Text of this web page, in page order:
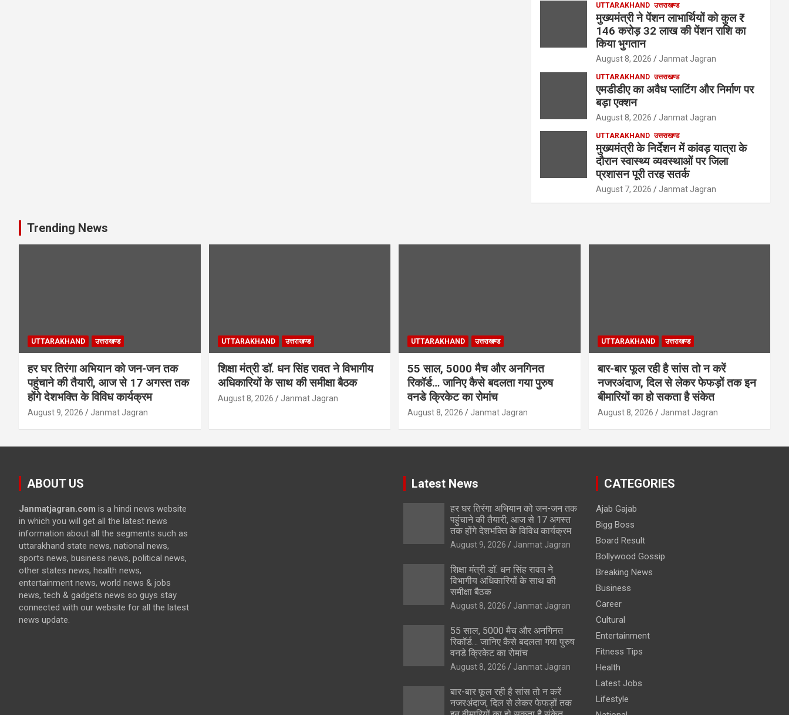
UTTARAKHAND उत्तराखण्ड
मुख्यमंत्री ने पेंशन लाभार्थियों को कुल ₹
146 करोड़ 32 लाख की पेंशन राशि का
किया भुगतान
August 8, 2026 Janmat Jagran
UTTARAKHAND उत्तराखण्ड
एमडीडीए का अवैध प्लाटिंग और निर्माण पर
बड़ा एक्शन
August 8, 2026 Janmat Jagran
UTTARAKHAND उत्तराखण्ड
मुख्यमंत्री के निर्देशन में कांवड़ यात्रा के
दौरान स्वास्थ्य व्यवस्थाओं पर जिला
प्रशासन पूरी तरह सतर्क
August 7, 2026 Janmat Jagran
Trending News
UTTARAKHAND उत्तराखण्ड
हर घर तिरंगा अभियान को जन-जन तक
पहुंचाने की तैयारी, आज से 17 अगस्त तक
होंगे देशभक्ति के विविध कार्यक्रम
August 9, 2026 Janmat Jagran
UTTARAKHAND उत्तराखण्ड
शिक्षा मंत्री डॉ. धन सिंह रावत ने विभागीय
अधिकारियों के साथ की समीक्षा बैठक
August 8, 2026 Janmat Jagran
UTTARAKHAND उत्तराखण्ड
55 साल, 5000 मैच और अनगिनत
रिकॉर्ड… जानिए कैसे बदलता गया पुरुष
वनडे क्रिकेट का रोमांच
August 8, 2026 Janmat Jagran
UTTARAKHAND उत्तराखण्ड
बार-बार फूल रही है सांस तो न करें
नजरअंदाज, दिल से लेकर फेफड़ों तक इन
बीमारियों का हो सकता है संकेत
August 8, 2026 Janmat Jagran
ABOUT US
Janmatjagran.com is a hindi news website
in which you will get all the latest news
information about all the segments such as
uttarakhand state news, national news,
sports news, business news, political news,
other states news, health news,
entertainment news, world news & jobs
news, tech & gadgets news so guys stay
connected with our website for all the latest
news update.
Latest News
हर घर तिरंगा अभियान को जन-जन तक
पहुंचाने की तैयारी, आज से 17 अगस्त
तक होंगे देशभक्ति के विविध कार्यक्रम
August 9, 2026 Janmat Jagran
शिक्षा मंत्री डॉ. धन सिंह रावत ने
विभागीय अधिकारियों के साथ की
समीक्षा बैठक
August 8, 2026 Janmat Jagran
55 साल, 5000 मैच और अनगिनत
रिकॉर्ड… जानिए कैसे बदलता गया पुरुष
वनडे क्रिकेट का रोमांच
August 8, 2026 Janmat Jagran
बार-बार फूल रही है सांस तो न करें
नजरअंदाज, दिल से लेकर फेफड़ों तक
CATEGORIES
Ajab Gajab
Bigg Boss
Board Result
Bollywood Gossip
Breaking News
Business
Career
Cultural
Entertainment
Fitness Tips
Health
Latest Jobs
Lifestyle